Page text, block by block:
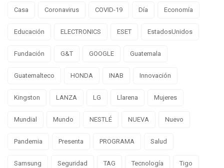
Casa Coronavirus COVID-19 Día Economía
Educación ELECTRONICS ESET EstadosUnidos
Fundación G&T GOOGLE Guatemala
Guatemalteco HONDA INAB Innovación
Kingston LANZA LG Llarena Mujeres
Mundial Mundo NESTLÉ NUEVA Nuevo
Pandemia Presenta PROGRAMA Salud
Samsung Seguridad TAG Tecnología Tigo